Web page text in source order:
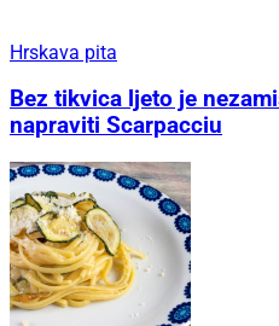
Hrskava pita
Bez tikvica ljeto je
napraviti Scarpacciu